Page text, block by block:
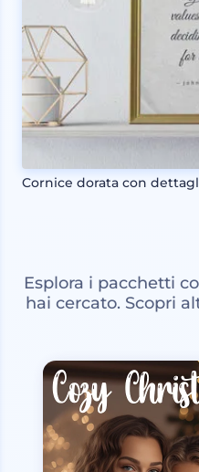
Cornice dorata con
Esplora i pacchetti
hai cercato. Scopri